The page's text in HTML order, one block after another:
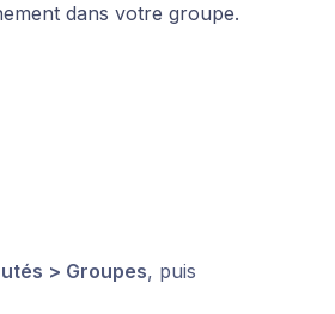
dans votre groupe.
> Groupes, puis